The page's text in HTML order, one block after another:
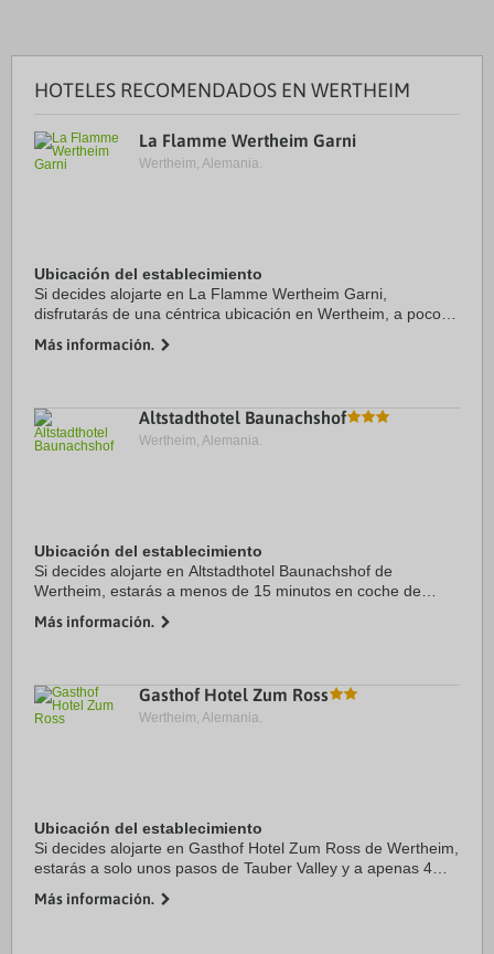
HOTELES RECOMENDADOS EN WERTHEIM
La Flamme Wertheim Garni
Wertheim, Alemania.
Ubicación del establecimiento
Si decides alojarte en La Flamme Wertheim Garni,
disfrutarás de una céntrica ubicación en Wertheim, a pocos
Wertheim. Además, este hotel se ...
Más información.
Altstadthotel Baunachshof
Wertheim, Alemania.
Ubicación del establecimiento
Si decides alojarte en Altstadthotel Baunachshof de
Wertheim, estarás a menos de 15 minutos en coche de
este hotel se encuentra a 0,2 km de Main ...
Más información.
Gasthof Hotel Zum Ross
Wertheim, Alemania.
Ubicación del establecimiento
Si decides alojarte en Gasthof Hotel Zum Ross de Wertheim,
estarás a solo unos pasos de Tauber Valley y a apenas 4
encuentra a 3,9 km de Main Hiking ...
Más información.